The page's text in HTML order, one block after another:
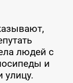
людей с
и
улицу.